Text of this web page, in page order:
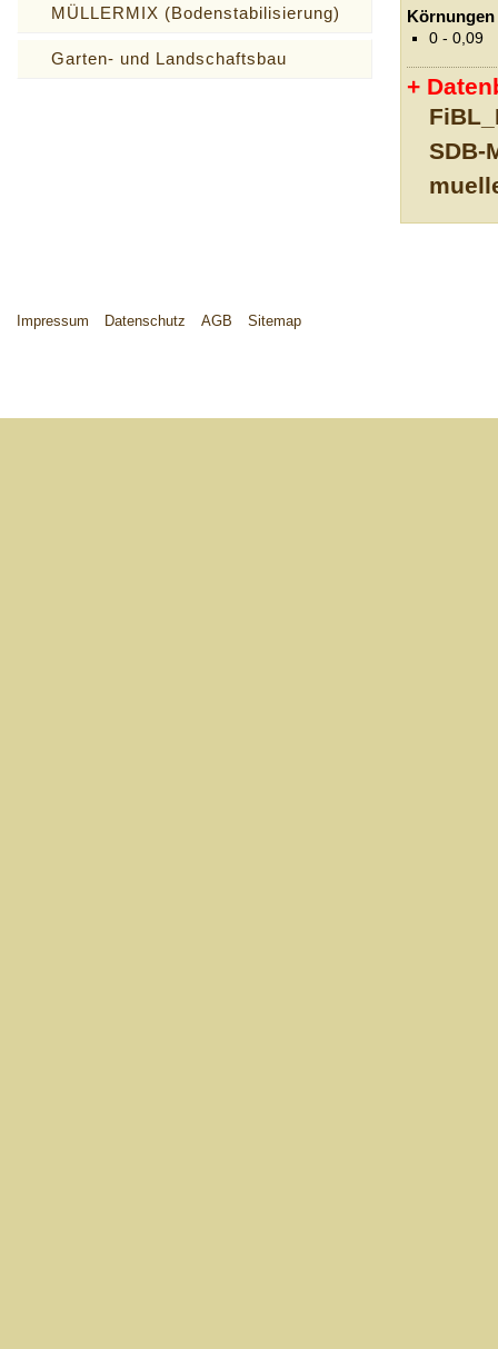
0 - 0,09
SDB-
MÜLLERMIX (Bodenstabilisierung)
Garten- und Landschaftsbau
Impressum Datenschutz AGB Sitemap